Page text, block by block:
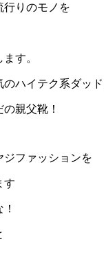
りのモノを
す。
ハイテク系ダッド
親父靴！
ファッションを
す